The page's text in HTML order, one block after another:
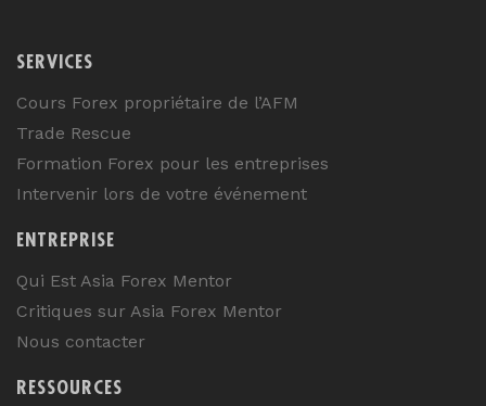
SERVICES
Cours Forex propriétaire de l’AFM
Trade Rescue
Formation Forex pour les entreprises
Intervenir lors de votre événement
ENTREPRISE
Qui Est Asia Forex Mentor
Critiques sur Asia Forex Mentor
Nous contacter
RESSOURCES